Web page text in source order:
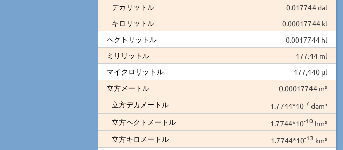
デカリットル
0.017744 dal
キロリットル
0.00017744 kl
ヘクトリットル
0.0017744 hl
ミリリットル
177.44 ml
マイクロリットル
177,440 µl
立方メートル
0.00017744 m³
立方デカメートル
1.7744*10-7 dam³
立方ヘクトメートル
1.7744*10-10 hm³
立方キロメートル
1.7744*10-13 km³